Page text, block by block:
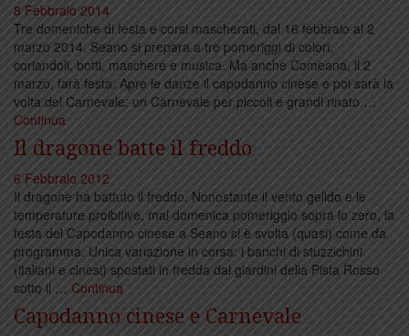
8 Febbraio 2014
Tre domeniche di festa e corsi mascherati, dal 16 febbraio al 2
marzo 2014. Seano si prepara a tre pomeriggi di colori,
coriandoli, botti, maschere e musica. Ma anche Comeana, il 2
marzo, farà festa. Apre le danze il capodanno cinese e poi sarà la
volta del Carnevale: un Carnevale per piccoli e grandi rinato …
Continua
Il dragone batte il freddo
6 Febbraio 2012
Il dragone ha battuto il freddo. Nonostante il vento gelido e le
temperature proibitive, mai domenica pomeriggio sopra lo zero, la
festa del Capodanno cinese a Seano si è svolta (quasi) come da
programma. Unica variazione in corsa: i banchi di stuzzichini
(italiani e cinesi) spostati in fredda dai giardini della Pista Rosso
sotto il … Continua
Capodanno cinese e Carnevale